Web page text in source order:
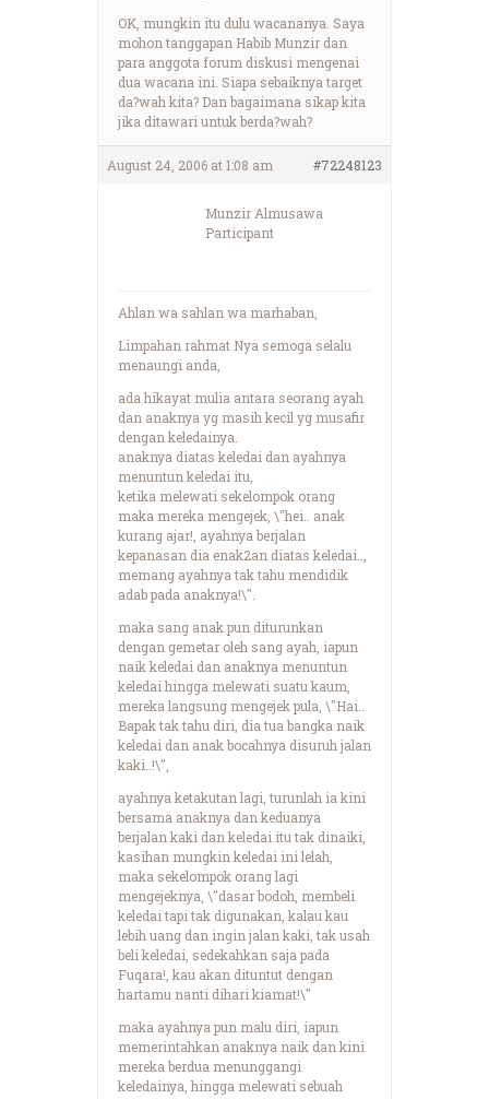
OK, mungkin itu dulu wacananya. Saya
mohon tanggapan Habib Munzir dan
para anggota forum diskusi mengenai
dua wacana ini. Siapa sebaiknya target
da?wah kita? Dan bagaimana sikap kita
jika ditawari untuk berda?wah?
August 24, 2006 at 1:08 am #72248123
Munzir Almusawa
Participant
Ahlan wa sahlan wa marhaban,
Limpahan rahmat Nya semoga selalu
menaungi anda,
ada hikayat mulia antara seorang ayah
dan anaknya yg masih kecil yg musafir
dengan keledainya.
anaknya diatas keledai dan ayahnya
menuntun keledai itu,
ketika melewati sekelompok orang
maka mereka mengejek, \"hei.. anak
kurang ajar!, ayahnya berjalan
kepanasan dia enak2an diatas keledai..,
memang ayahnya tak tahu mendidik
adab pada anaknya!\".
maka sang anak pun diturunkan
dengan gemetar oleh sang ayah, iapun
naik keledai dan anaknya menuntun
keledai hingga melewati suatu kaum,
mereka langsung mengejek pula, \"Hai..
Bapak tak tahu diri, dia tua bangka naik
keledai dan anak bocahnya disuruh jalan
kaki..!\",
ayahnya ketakutan lagi, turunlah ia kini
bersama anaknya dan keduanya
berjalan kaki dan keledai itu tak dinaiki,
kasihan mungkin keledai ini lelah,
maka sekelompok orang lagi
mengejeknya, \"dasar bodoh, membeli
keledai tapi tak digunakan, kalau kau
lebih uang dan ingin jalan kaki, tak usah
beli keledai, sedekahkan saja pada
Fuqara!, kau akan dituntut dengan
hartamu nanti dihari kiamat!\"
maka ayahnya pun malu diri, iapun
memerintahkan anaknya naik dan kini
mereka berdua menunggangi
keledainya, hingga melewati sebuah